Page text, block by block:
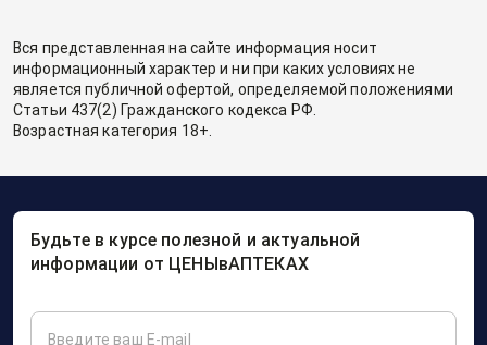
Вся представленная на сайте информация носит
информационный характер и ни при каких условиях не
является публичной офертой, определяемой положениями
Статьи 437(2) Гражданского кодекса РФ.
Возрастная категория 18+.
Будьте в курсе полезной и актуальной
информации от ЦЕНЫвАПТЕКАХ